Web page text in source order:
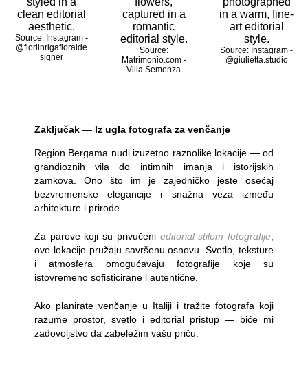
Source: Instagram -
@fioriinrigafloralde
signer
Source:
Matrimonio.com -
Villa Semenza
Source: Instagram -
@giulietta.studio
Zaključak — Iz ugla fotografa za venčanje
Region Bergama nudi izuzetno raznolike lokacije — od
grandioznih vila do intimnih imanja i istorijskih
zamkova. Ono što im je zajedničko jeste osećaj
bezvremenske elegancije i snažna veza između
arhitekture i prirode.
Za parove koji su privučeni editorial stilom fotografije,
ove lokacije pružaju savršenu osnovu. Svetlo, teksture
i atmosfera omogućavaju fotografije koje su
istovremeno sofisticirane i autentične.
Ako planirate venčanje u Italiji i tražite fotografa koji
razume prostor, svetlo i editorial pristup — biće mi
zadovoljstvo da zabeležim vašu priču.